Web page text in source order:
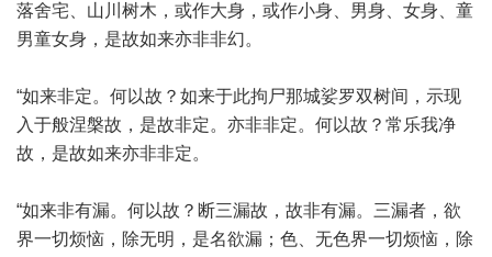
落舍宅、山川树木，或作大身，或作小身、男身、女身、童
男童女身，是故如来亦非非幻。
“如来非定。何以故？如来于此拘尸那城娑罗双树间，示现
入于般涅槃故，是故非定。亦非非定。何以故？常乐我净
故，是故如来亦非非定。
“如来非有漏。何以故？断三漏故，故非有漏。三漏者，欲
界一切烦恼，除无明，是名欲漏；色、无色界一切烦恼，除